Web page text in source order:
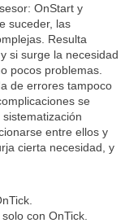
OnStart y
suceder, las
Resulta
si surge la necesidad
pocos problemas.
de errores tampoco
se
entre ellos y
cierta necesidad, y
con OnTick.